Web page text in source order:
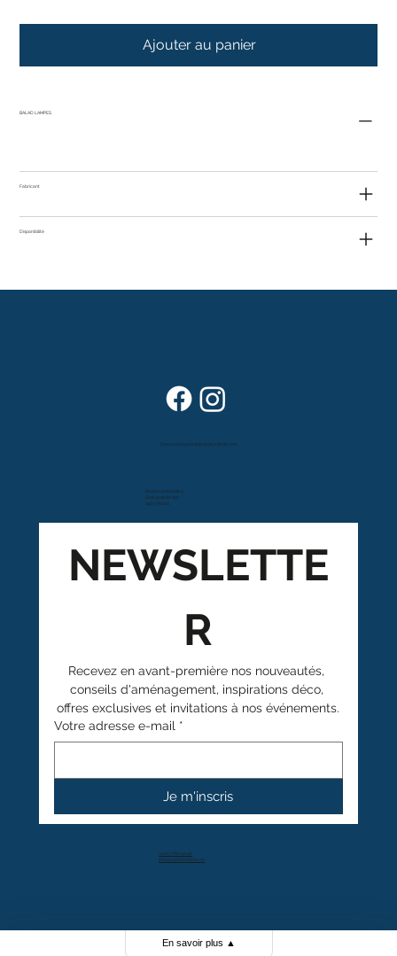
Ajouter au panier
BALAD LAMPES
Fabricant
Disponibilité
Route cantonale 4
Case postale 157
1963 Vétroz
Dans vos foyers depuis plus de 80 ans
+41 27 766 40 40
info@anthamatten.ch
NEWSLETTE
R
Recevez en avant-première nos nouveautés,
conseils d'aménagement, inspirations déco,
offres exclusives et invitations à nos événements.
Votre adresse e-mail *
Je m'inscris
4.4
+ de 100 avis clients
En savoir plus ▲